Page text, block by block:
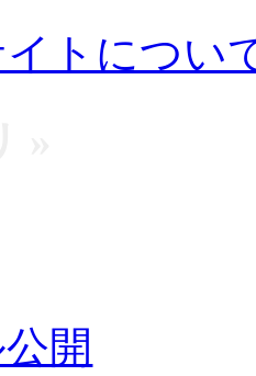
トについ
開